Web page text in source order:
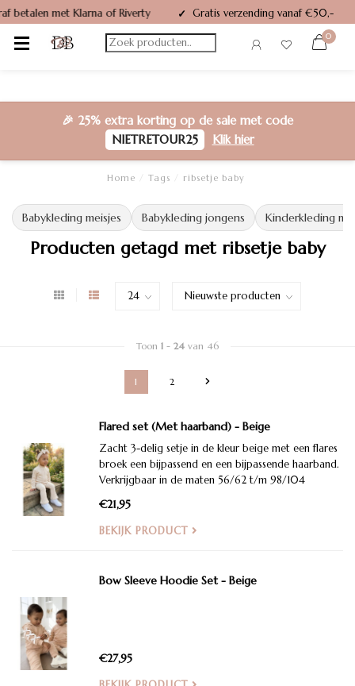
✓ Gratis verzending vanaf €50,-
0
🎉 25% extra korting op de sale met code
NIETRETOUR25
Klik hier
Home Tags ribsetje baby
Babykleding meisjes Babykleding jongens Kinderkleding
Producten getagd met ribsetje baby
Toon 1 - 24 van 46
1 2
Flared set (Met haarband) - Beige
Zacht 3-delig setje in de kleur beige met een flares
broek een bijpassend en een bijpassende haarband.
Verkrijgbaar in de maten 56/62 t/m 98/104
€21,95
BEKIJK PRODUCT
Bow Sleeve Hoodie Set - Beige
€27,95